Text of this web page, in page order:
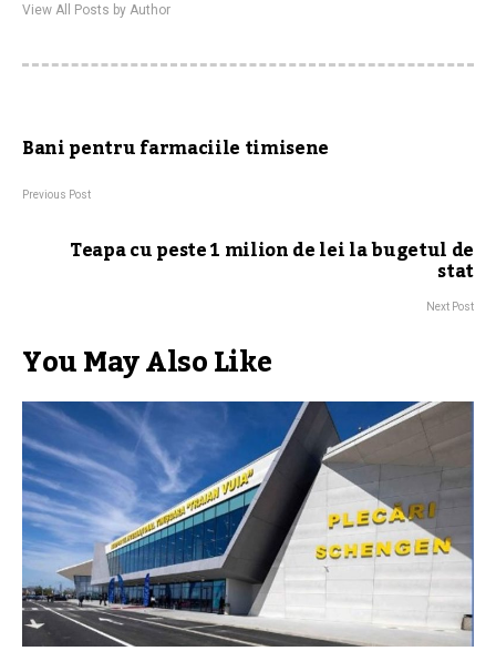
View All Posts by Author
Bani pentru farmaciile timisene
Previous Post
Teapa cu peste 1 milion de lei la bugetul de
stat
Next Post
You May Also Like